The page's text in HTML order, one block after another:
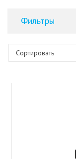
Фильтры
Сортировать